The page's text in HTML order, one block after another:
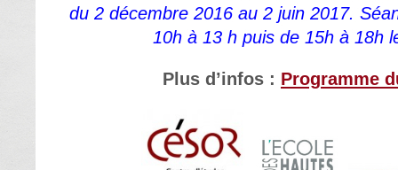
du 2 décembre 2016 au 2 juin 2017.
10h à 13 h puis de 15h à 18h
Plus d’infos : Programme